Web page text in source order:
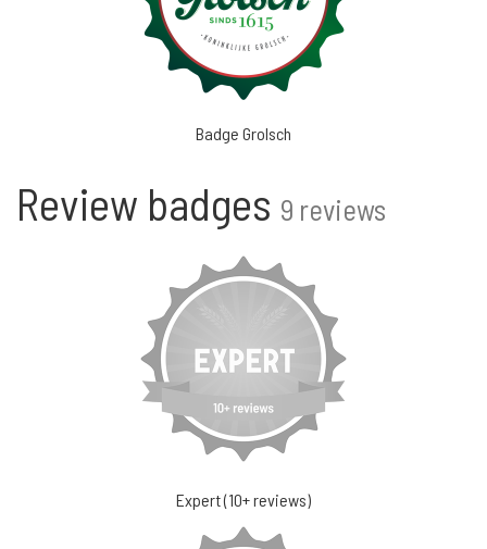
Badge Grolsch
Review badges 9 reviews
Expert (10+ reviews)